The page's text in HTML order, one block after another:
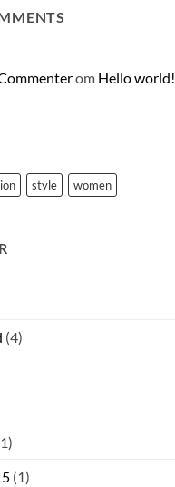
om Hello world!
style women
(4)
(1)